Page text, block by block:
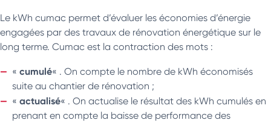
Le kWh cumac permet d’évaluer les économies d’énergie
engagées par des travaux de rénovation énergétique sur le
long terme. Cumac est la contraction des mots :
« cumulé« . On compte le nombre de kWh économisés
suite au chantier de rénovation ;
« actualisé« . On actualise le résultat des kWh cumulés en
prenant en compte la baisse de performance des